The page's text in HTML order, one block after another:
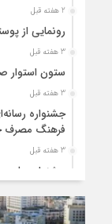
2 هفته قبل
رونمایی از
3 هفته قبل
ستون استوار
3 هفته قبل
جشنواره
فرهنگ مصرف
3 هفته قبل
جشنواره ملی
4 هفته قبل